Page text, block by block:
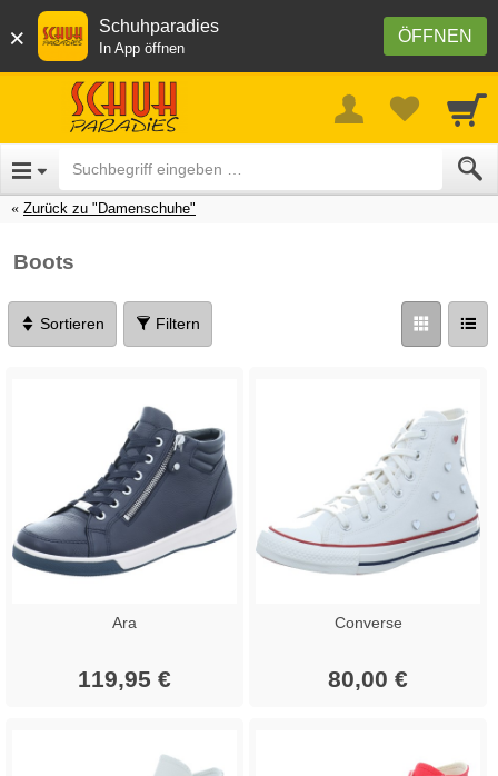
× ÖFFNEN
Schuhparadies
In App öffnen
Zurück zu "Damenschuhe"
Boots
Sortieren Filtern
Ara
119,95 €
Converse
80,00 €